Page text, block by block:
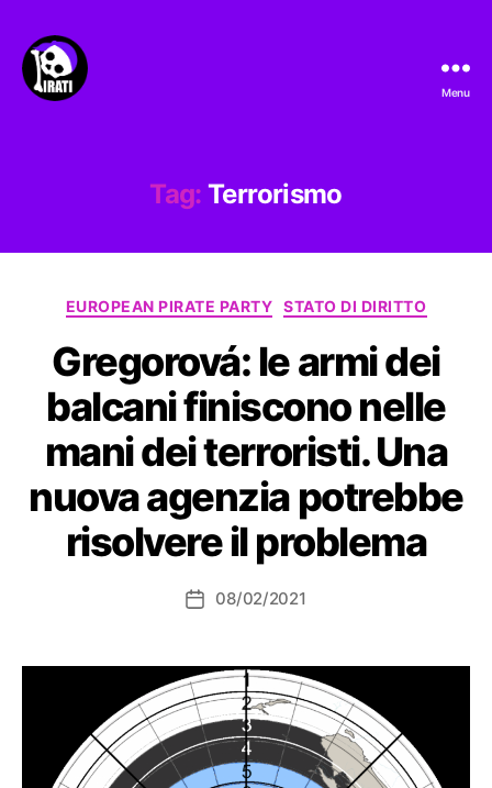
Menu
Tag: Terrorismo
Categorie
EUROPEAN PIRATE PARTY STATO DI DIRITTO
Gregorová: le armi dei
balcani finiscono nelle
mani dei terroristi. Una
nuova agenzia potrebbe
risolvere il problema
Data08/02/2021